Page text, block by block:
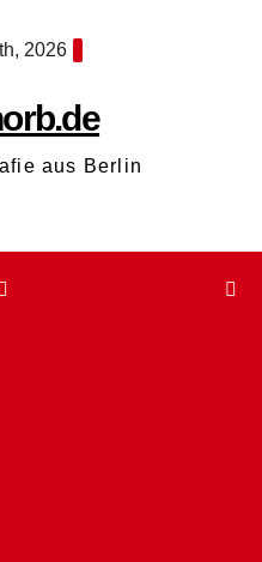
2026
aus Berlin